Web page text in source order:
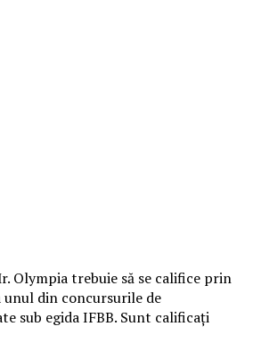
Olympia trebuie să se califice prin
unul din concursurile de
sub egida IFBB. Sunt calificați